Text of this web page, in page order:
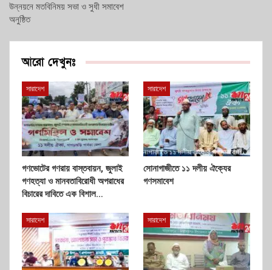
উন্নয়নে মতবিনিময় সভা ও সুধী সমাবেশ
অনুষ্ঠিত
আরো দেখুনঃ
সারাদেশ
গণভোটের গণরায় বাস্তবায়ন, জুলাই
গণহত্যা ও মানবতাবিরোধী অপরাধের
বিচারের দাবিতে এক বিশাল…
সারাদেশ
সোনাগাজীতে ১১ দলীয় ঐক্যের
গণসমাবেশ
সারাদেশ সারাদেশ